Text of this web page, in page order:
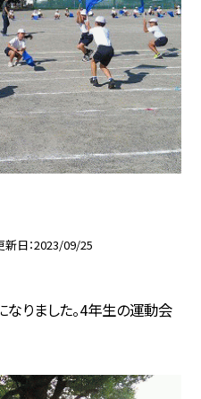
新日 2023/09/25
りました。4年生の運動会